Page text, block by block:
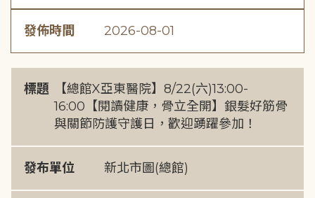
發佈時間 2026-08-01
標題
【總館X亞東醫院】8/22(六)13:00-
16:00【閱讀健康，骨立全開】銀髮好筋骨
與關節防護守護日，歡迎踴躍參加！
發布單位 新北市圖(總館)